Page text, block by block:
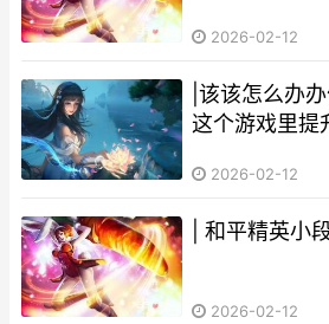
2026-02-12
|该该怎么办
这个游戏里提
2026-02-12
| 和平精英小
2026-02-12